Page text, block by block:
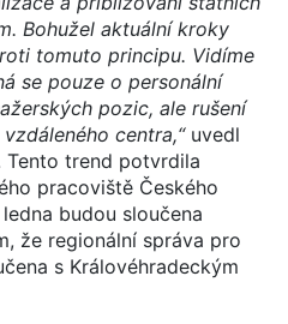
Bohužel aktuální kroky
tomuto principu. Vidíme
se pouze o personální
pozic, ale rušení
centra,“uvedl
Tento trend potvrdila
pracoviště Českého
budou sloučena
že regionální správa pro
s Královéhradeckým